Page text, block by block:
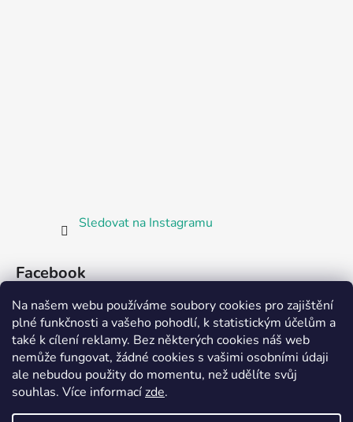
Na našem webu používáme soubory cookies pro zajištění
plné funkčnosti a vašeho pohodlí, k statistickým účelům a
také k cílení reklamy. Bez některých cookies náš web
nemůže fungovat, žádné cookies s vašimi osobními údaji
ale nebudou použity do momentu, než udělíte svůj
souhlas. Více informacízde.
Sledovat na Instagramu
Facebook
Partnerská prodejna Barefoot Plzeň